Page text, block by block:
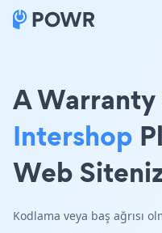
A
Intershop
Web
Kodlama veya baş ağrısı